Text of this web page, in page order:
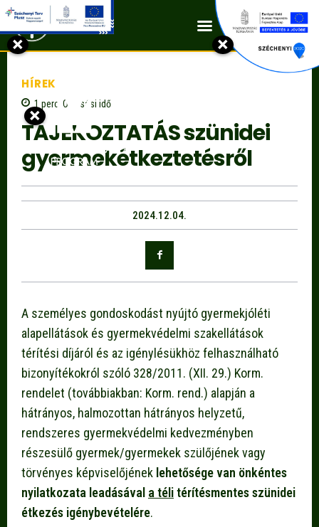
Kapcsolat
HÍREK
1 perc Olvasási idő
TÁJÉKOZTATÁS szünidei
gyermekétkeztetésről
2024.12.04.
A személyes gondoskodást nyújtó gyermekjóléti
alapellátások és gyermekvédelmi szakellátások
térítési díjáról és az igénylésükhöz felhasználható
bizonyítékokról szóló 328/2011. (XII. 29.) Korm.
rendelet (továbbiakban: Korm. rend.) alapján a
hátrányos, halmozottan hátrányos helyzetű,
rendszeres gyermekvédelmi kedvezményben
részesülő gyermek/gyermekek szülőjének vagy
törvényes képviselőjének lehetősége van önkéntes
nyilatkozata leadásával a télitérítésmentes szünidei
étkezés igénybevételére.
×
×
×